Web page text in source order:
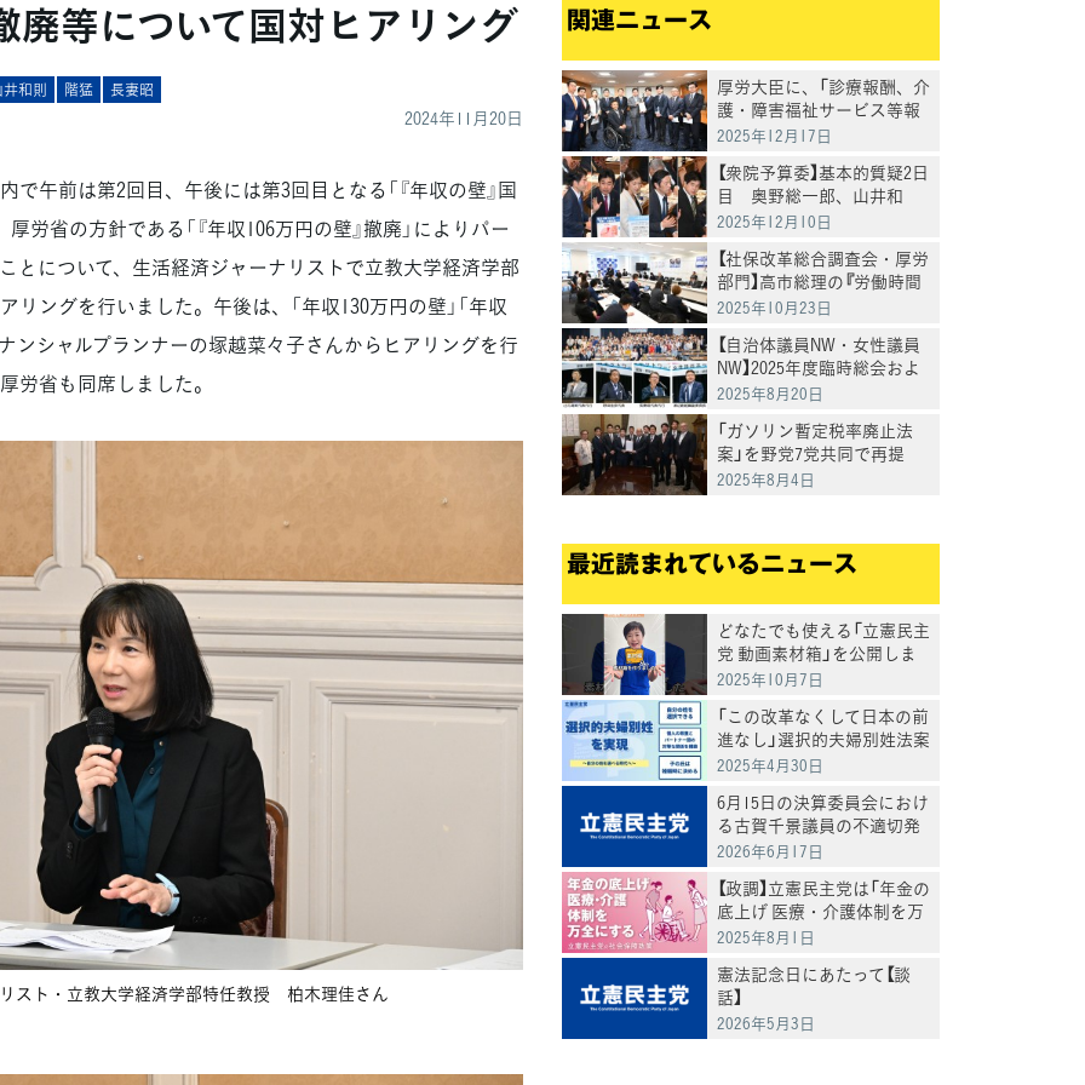
廃等について国対ヒアリング
和則 階猛 長妻昭
2024年11月20日
午前は第2回目、午後には第3回目となる「『年収の壁』国
労省の方針である「『年収106万円の壁』撤廃」によりパー
とについて、生活経済ジャーナリストで立教大学経済学部
ングを行いました。午後は、「年収130万円の壁」「年収
ンシャルプランナーの塚越菜々子さんからヒアリングを行
労省も同席しました。
スト・立教大学経済学部特任教授 柏木理佳さん
関連ニュース
厚労大臣に、「診療報酬、介
護・障害福祉サービス等報
酬の引き上げを求める要請」
2025年12月17日
【衆院予算委】基本的質疑2日
目 奥野総一郎、山井和
則、酒井なつみ、稲富修
2025年12月10日
【社保改革総合調査会・厚労
部門】高市総理の『労働時間
規制の緩和検討』について、
護団よりヒアリング
2025年10月23日
【自治体議員NW・女性議員
NW】2025年度臨時総会およ
び合同夏季研修会を開催
2025年8月20日
「ガソリン暫定税率廃止法
案」を野党7党共同で再提
出 11月1日からの減税を目
2025年8月4日
最近読まれているニュース
どなたでも使える「立憲民主
党 動画素材箱」を公開しま
した
2025年10月7日
「この改革なくして日本の前
進なし」選択的夫婦別姓法案
を提出
2025年4月30日
6月15日の決算委員会におけ
る古賀千景議員の不適切発
言と処分について
2026年6月17日
【政調】立憲民主党は「年金の
底上げ 医療・介護体制を万
全にする」
2025年8月1日
憲法記念日にあたって【談
話】
2026年5月3日